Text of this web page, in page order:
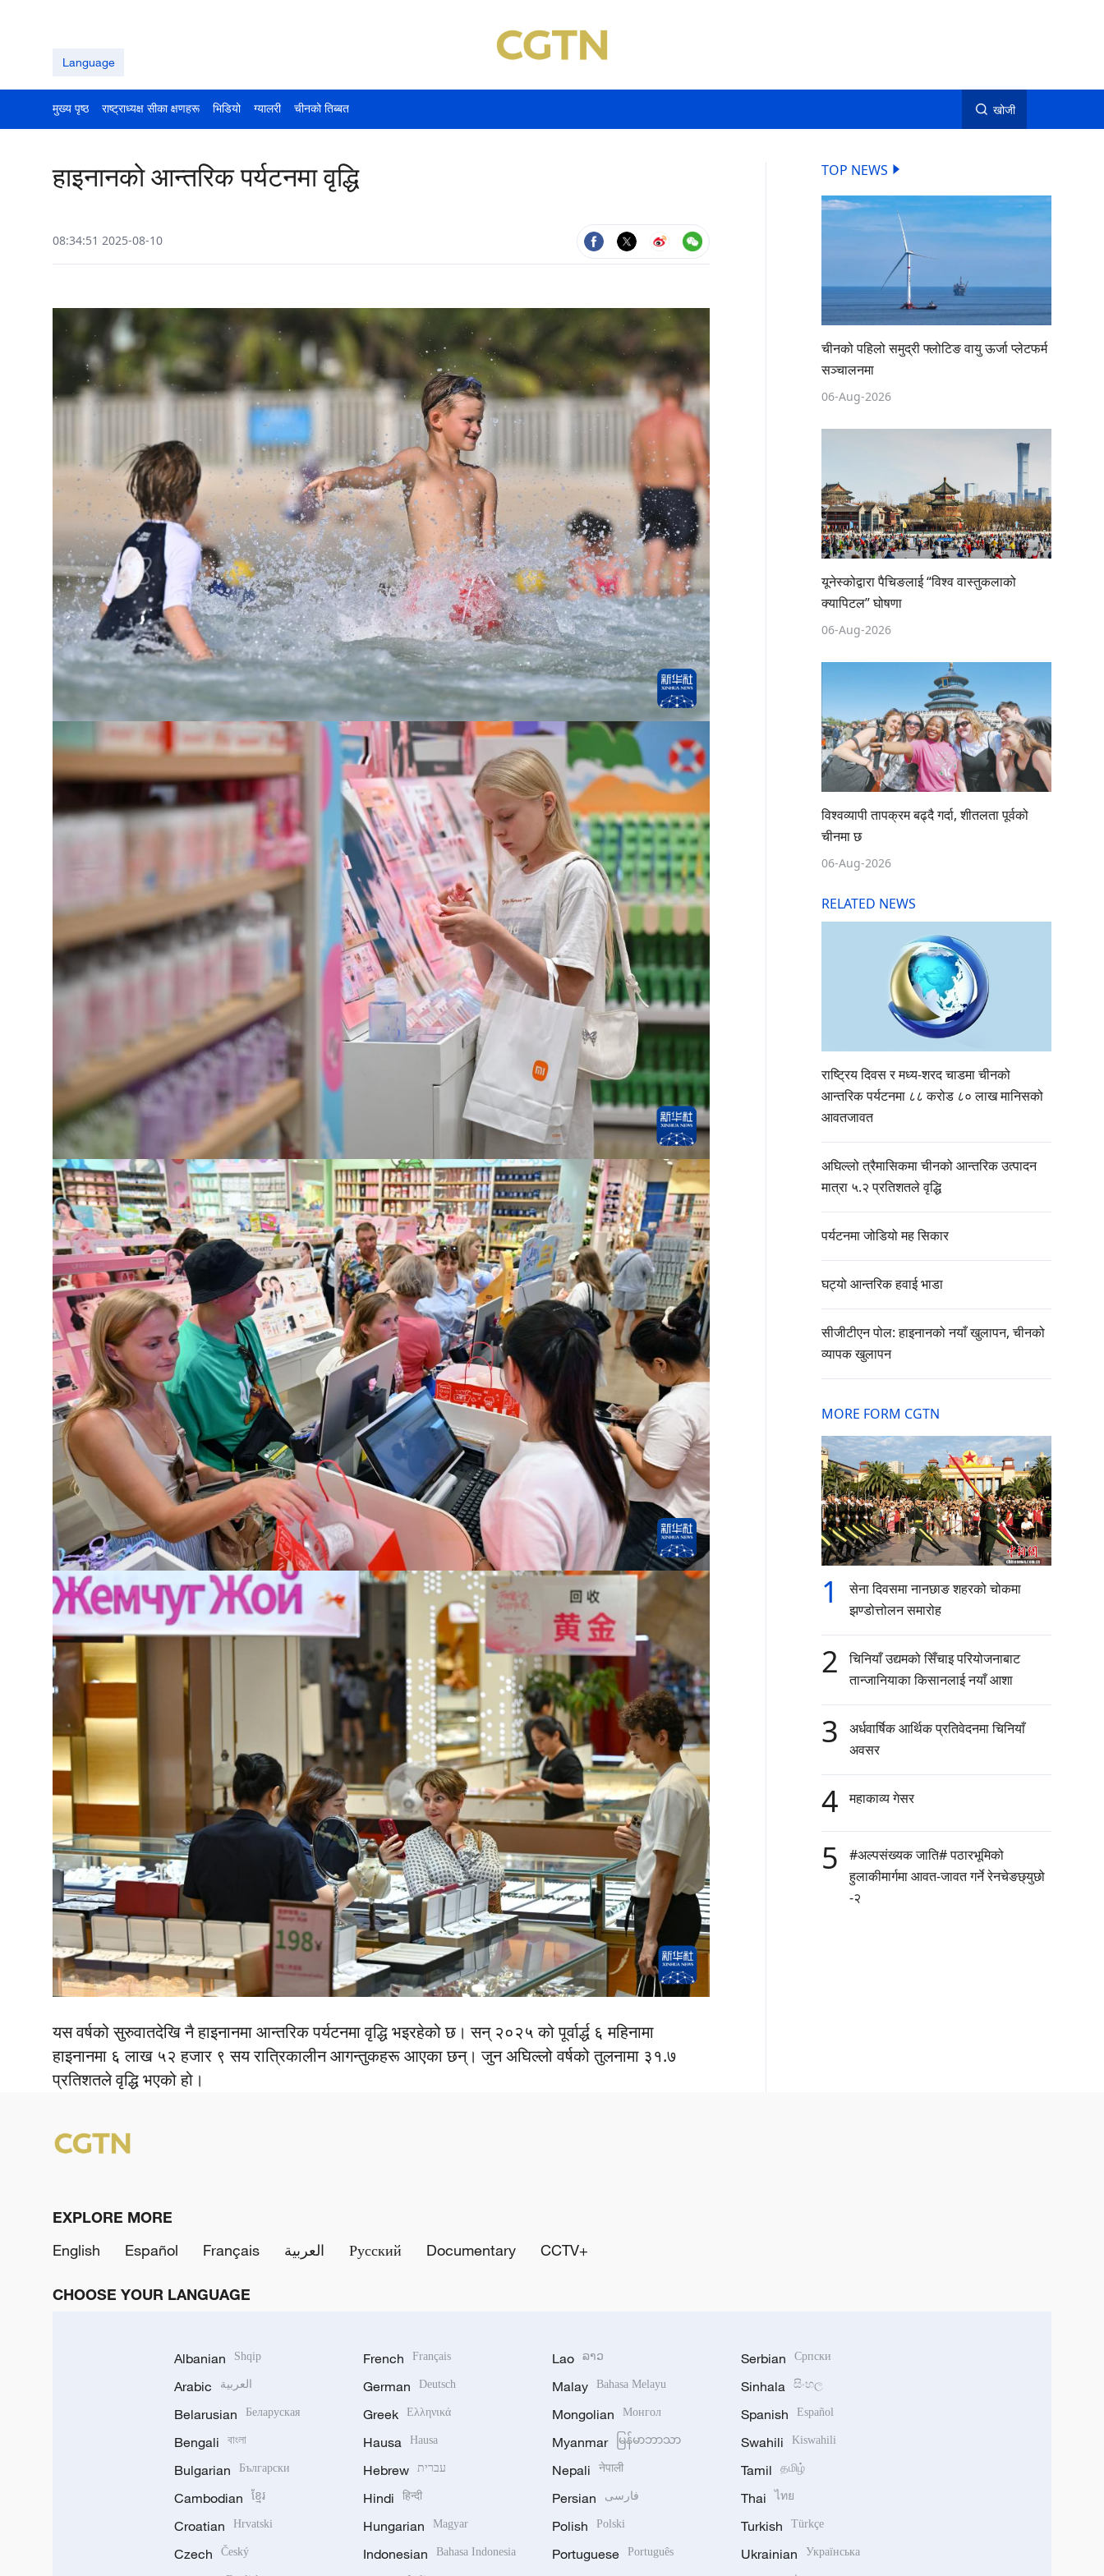
Language
मुख्य पृष्ठ राष्ट्राध्यक्ष सीका क्षणहरू भिडियो ग्यालरी चीनको तिब्बत खोजी
हाइनानको आन्तरिक पर्यटनमा वृद्धि
08:34:51 2025-08-10
यस वर्षको सुरुवातदेखि नै हाइनानमा आन्तरिक पर्यटनमा वृद्धि भइरहेको छ। सन् २०२५ को पूर्वार्द्ध ६ महिनामा
हाइनानमा ६ लाख ५२ हजार ९ सय रात्रिकालीन आगन्तुकहरू आएका छन्। जुन अघिल्लो वर्षको तुलनामा ३१.७
प्रतिशतले वृद्धि भएको हो।
TOP NEWS
चीनको पहिलो समुद्री फ्लोटिङ वायु ऊर्जा प्लेटफर्म
सञ्चालनमा
06-Aug-2026
यूनेस्कोद्वारा पैचिङलाई “विश्व वास्तुकलाको
क्यापिटल” घोषणा
06-Aug-2026
विश्वव्यापी तापक्रम बढ्दै गर्दा, शीतलता पूर्वको
चीनमा छ
06-Aug-2026
RELATED NEWS
राष्ट्रिय दिवस र मध्य-शरद चाडमा चीनको
आन्तरिक पर्यटनमा ८८ करोड ८० लाख मानिसको
आवतजावत
अघिल्लो त्रैमासिकमा चीनको आन्तरिक उत्पादन
मात्रा ५.२ प्रतिशतले वृद्धि
पर्यटनमा जोडियो मह सिकार
घट्यो आन्तरिक हवाई भाडा
सीजीटीएन पोल: हाइनानको नयाँ खुलापन, चीनको
व्यापक खुलापन
MORE FORM CGTN
1
सेना दिवसमा नानछाङ शहरको चोकमा
झण्डोत्तोलन समारोह
2
चिनियाँ उद्यमको सिँचाइ परियोजनाबाट
तान्जानियाका किसानलाई नयाँ आशा
3
अर्धवार्षिक आर्थिक प्रतिवेदनमा चिनियाँ
अवसर
4 महाकाव्य गेसर
5
#अल्पसंख्यक जाति# पठारभूमिको
हुलाकीमार्गमा आवत-जावत गर्ने रेनचेङछ्युछो
-२
EXPLORE MORE
English
Español Français العربية Русский Documentary CCTV+
CHOOSE YOUR LANGUAGE
Albanian Shqip
Arabic العربية
Belarusian Беларуская
Bengali বাংলা
Bulgarian Български
Cambodian ខ្មែរ
Croatian Hrvatski
Czech Český
French Français
German Deutsch
Greek Ελληνικά
Hausa Hausa
Hebrew עברית
Hindi हिन्दी
Hungarian Magyar
Indonesian Bahasa Indonesia
Lao ລາວ
Malay Bahasa Melayu
Mongolian Монгол
Myanmar မြန်မာဘာသာ
Nepali नेपाली
Persian فارسی
Polish Polski
Portuguese Português
Serbian Српски
Sinhala සිංහල
Spanish Español
Swahili Kiswahili
Tamil தமிழ்
Thai ไทย
Turkish Türkçe
Ukrainian Українська